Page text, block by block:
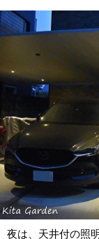
夜は、天井付の照